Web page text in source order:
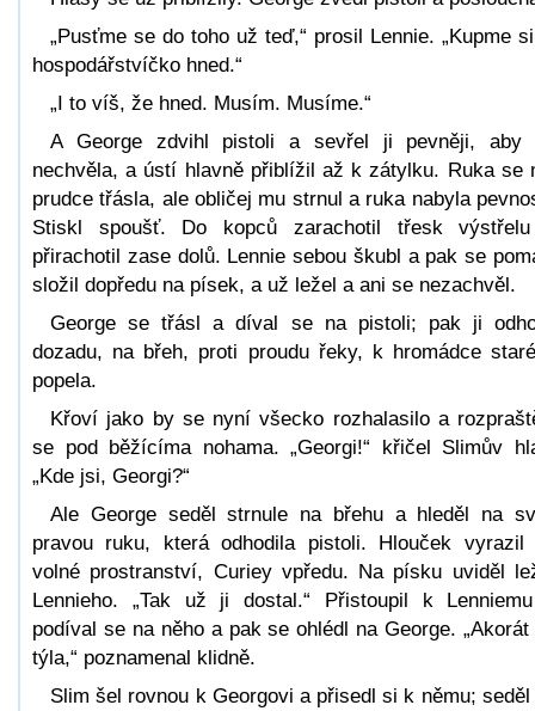
„Pusťme se do toho už teď,“ prosil Lennie. „Kupme
hospodářstvíčko hned.“
„I to víš, že hned. Musím. Musíme.“
A George zdvihl pistoli a sevřel ji pevněji, aby
nechvěla, a ústí hlavně přiblížil až k zátylku. Ruka se
prudce třásla, ale obličej mu strnul a ruka nabyla
Stiskl spoušť. Do kopců zarachotil třesk
přirachotil zase dolů. Lennie sebou škubl a pak se
složil dopředu na písek, a už ležel a ani se nezachvěl.
George se třásl a díval se na pistoli; pak ji
dozadu, na břeh, proti proudu řeky, k hromádce
popela.
Křoví jako by se nyní všecko rozhalasilo a
se pod běžícíma nohama. „Georgi!“ křičel Slimův
„Kde jsi, Georgi?“
Ale George seděl strnule na břehu a hleděl na
pravou ruku, která odhodila pistoli. Hlouček vyrazil
volné prostranství, Curiey vpředu. Na písku uviděl
Lennieho. „Tak už ji dostal.“ Přistoupil k
podíval se na něho a pak se ohlédl na George. „Akorát
týla,“ poznamenal klidně.
Slim šel rovnou k Georgovi a přisedl si k němu; seděl